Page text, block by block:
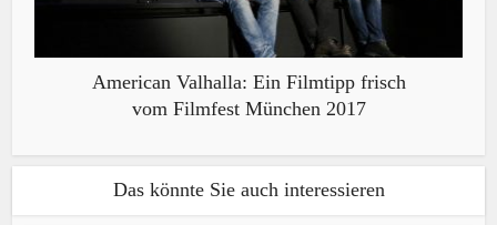
American Valhalla: Ein Filmtipp frisch
vom Filmfest München 2017
Das könnte Sie auch interessieren